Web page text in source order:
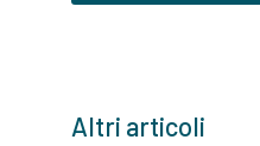
essere
Altri articoli